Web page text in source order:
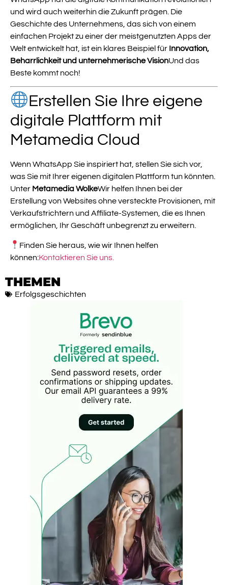
THEMEN
Erfolgsgeschichten
und wird auch weiterhin die Zukunft prägen. Die
Geschichte des Unternehmens, das sich von einem
einfachen Projekt zu einer der meistgenutzten Apps der
Welt entwickelt hat, ist ein klares Beispiel für Innovation,
Beharrlichkeit und unternehmerische VisionUnd das
Beste kommt noch!
Erstellen Sie Ihre eigene
digitale Plattform mit
Metamedia Cloud
Wenn WhatsApp Sie inspiriert hat, stellen Sie sich vor,
was Sie mit Ihrer eigenen digitalen Plattform tun könnten.
Unter Metamedia WolkeWir helfen Ihnen bei der
Erstellung von Websites ohne versteckte Provisionen, mit
Verkaufstrichtern und Affiliate-Systemen, die es Ihnen
ermöglichen, Ihr Geschäft unbegrenzt zu erweitern.
Finden Sie heraus, wie wir Ihnen helfen
können:Kontaktieren Sie uns.